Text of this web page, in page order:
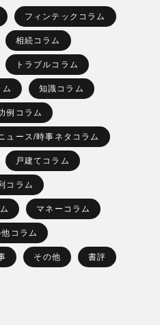
フィンテックコラム
相続コラム
トラブルコラム
知識コラム
例コラム
ュース/時事ネタコラム
戸建てコラム
コラム
マネーコラム
コラム
その他 書評